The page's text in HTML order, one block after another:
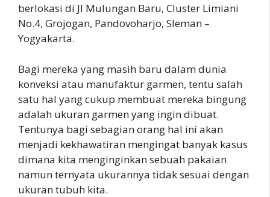
berlokasi di Jl Mulungan Baru, Cluster Limiani
No.4, Grojogan, Pandovoharjo, Sleman –
Yogyakarta.
Bagi mereka yang masih baru dalam dunia
konveksi atau manufaktur garmen, tentu salah
satu hal yang cukup membuat mereka bingung
adalah ukuran garmen yang ingin dibuat.
Tentunya bagi sebagian orang hal ini akan
menjadi kekhawatiran mengingat banyak kasus
dimana kita menginginkan sebuah pakaian
namun ternyata ukurannya tidak sesuai dengan
ukuran tubuh kita.